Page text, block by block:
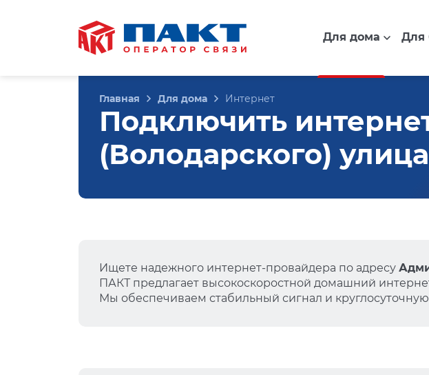
Для дома Для
Главная Для дома Интернет
Подключить
(Володарского)
Ищете надежного интернет-провайдера по адресу
ПАКТ предлагает высокоскоростной домашний
Мы обеспечиваем стабильный сигнал и